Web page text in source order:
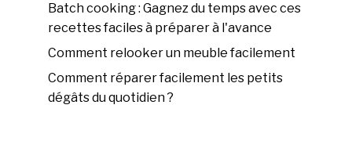
Batch cooking : Gagnez du temps avec ces
recettes faciles à préparer à l'avance
Comment relooker un meuble facilement
Comment réparer facilement les petits
dégâts du quotidien ?